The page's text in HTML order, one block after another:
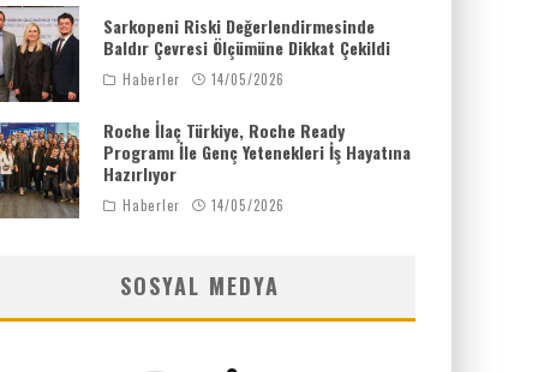
Sarkopeni Riski Değerlendirmesinde
Baldır Çevresi Ölçümüne Dikkat Çekildi
Haberler 14/05/2026
Roche İlaç Türkiye, Roche Ready
Programı İle Genç Yetenekleri İş Hayatına
Hazırlıyor
Haberler 14/05/2026
SOSYAL MEDYA